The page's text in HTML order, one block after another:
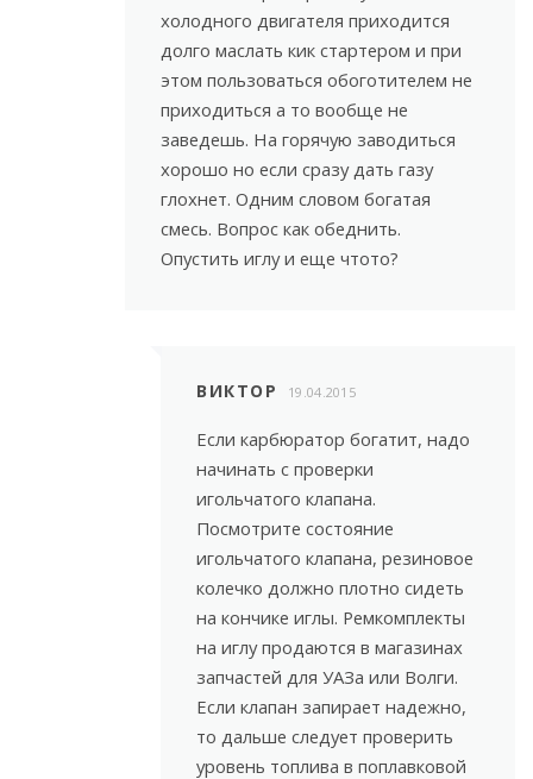
холодного двигателя приходится
долго маслать кик стартером и при
этом пользоваться обоготителем не
приходиться а то вообще не
заведешь. На горячую заводиться
хорошо но если сразу дать газу
глохнет. Одним словом богатая
смесь. Вопрос как обеднить.
Опустить иглу и еще чтото?
ВИКТОР 19.04.2015
Если карбюратор богатит, надо
начинать с проверки
игольчатого клапана.
Посмотрите состояние
игольчатого клапана, резиновое
колечко должно плотно сидеть
на кончике иглы. Ремкомплекты
на иглу продаются в магазинах
запчастей для УАЗа или Волги.
Если клапан запирает надежно,
то дальше следует проверить
уровень топлива в поплавковой